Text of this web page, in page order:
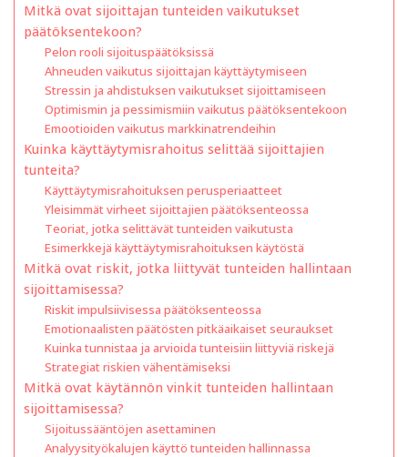
Mitkä ovat sijoittajan tunteiden vaikutukset
päätöksentekoon?
Pelon rooli sijoituspäätöksissä
Ahneuden vaikutus sijoittajan käyttäytymiseen
Stressin ja ahdistuksen vaikutukset sijoittamiseen
Optimismin ja pessimismiin vaikutus päätöksentekoon
Emootioiden vaikutus markkinatrendeihin
Kuinka käyttäytymisrahoitus selittää sijoittajien
tunteita?
Käyttäytymisrahoituksen perusperiaatteet
Yleisimmät virheet sijoittajien päätöksenteossa
Teoriat, jotka selittävät tunteiden vaikutusta
Esimerkkejä käyttäytymisrahoituksen käytöstä
Mitkä ovat riskit, jotka liittyvät tunteiden hallintaan
sijoittamisessa?
Riskit impulsiivisessa päätöksenteossa
Emotionaalisten päätösten pitkäaikaiset seuraukset
Kuinka tunnistaa ja arvioida tunteisiin liittyviä riskejä
Strategiat riskien vähentämiseksi
Mitkä ovat käytännön vinkit tunteiden hallintaan
sijoittamisessa?
Sijoitussääntöjen asettaminen
Analyysityökalujen käyttö tunteiden hallinnassa